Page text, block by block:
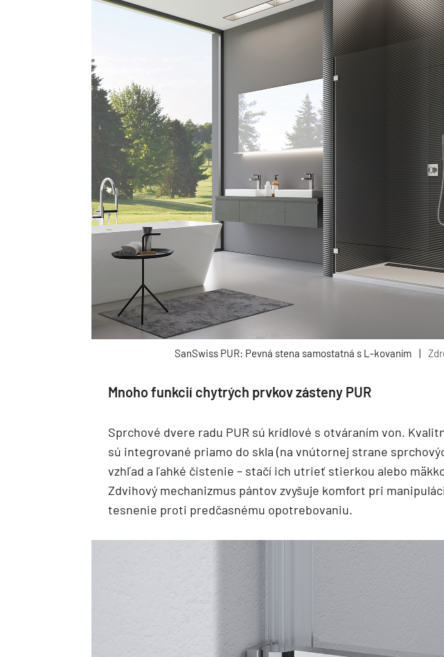
SanSwiss PUR: Pevná stena samostatná s L-kovaním
Mnoho funkcií chytrých prvkov zásteny PUR
Sprchové dvere radu PUR sú krídlové s otváraním von.
sú integrované priamo do skla (na vnútornej strane
vzhľad a ľahké čistenie – stačí ich utrieť stierkou alebo
Zdvihový mechanizmus pántov zvyšuje komfort pri
tesnenie proti predčasnému opotrebovaniu.